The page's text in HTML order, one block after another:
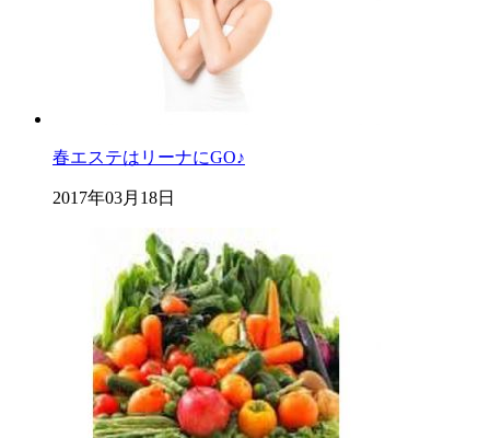
春エステはリーナにGO♪
2017年03月18日